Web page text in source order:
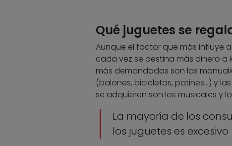
Qué juguetes se
Aunque el factor que más influye
cada vez se destina más dinero a
más demandadas son las
(balones, bicicletas, patines…) y
se adquieren son los musicales y
La mayoría de los
los juguetes es excesivo